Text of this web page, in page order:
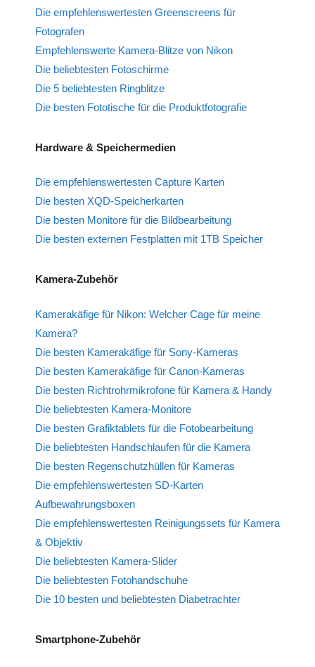
Die empfehlenswertesten Greenscreens für
Fotografen
Empfehlenswerte Kamera-Blitze von Nikon
Die beliebtesten Fotoschirme
Die 5 beliebtesten Ringblitze
Die besten Fototische für die Produktfotografie
Hardware & Speichermedien
Die empfehlenswertesten Capture Karten
Die besten XQD-Speicherkarten
Die besten Monitore für die Bildbearbeitung
Die besten externen Festplatten mit 1TB Speicher
Kamera-Zubehör
Kamerakäfige für Nikon: Welcher Cage für meine
Kamera?
Die besten Kamerakäfige für Sony-Kameras
Die besten Kamerakäfige für Canon-Kameras
Die besten Richtrohrmikrofone für Kamera & Handy
Die beliebtesten Kamera-Monitore
Die besten Grafiktablets für die Fotobearbeitung
Die beliebtesten Handschlaufen für die Kamera
Die besten Regenschutzhüllen für Kameras
Die empfehlenswertesten SD-Karten
Aufbewahrungsboxen
Die empfehlenswertesten Reinigungssets für Kamera
& Objektiv
Die beliebtesten Kamera-Slider
Die beliebtesten Fotohandschuhe
Die 10 besten und beliebtesten Diabetrachter
Smartphone-Zubehör